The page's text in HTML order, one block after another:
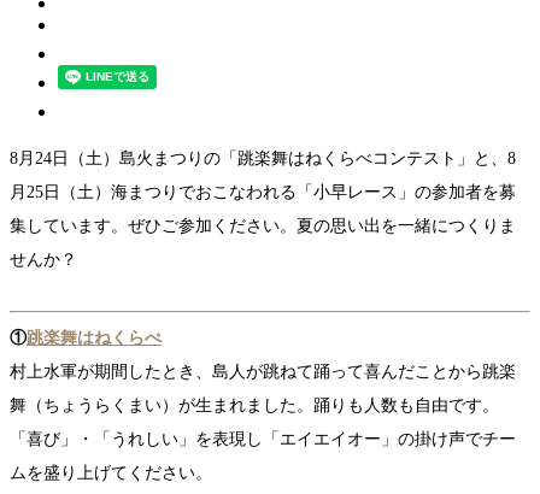
8月24日（土）島火まつりの「跳楽舞はねくらべコンテスト」 と、 8
月25日（土） 海まつりでおこなわれる「小早レース」の参加者を募
集しています。ぜひご参加ください。夏の思い出を一緒につくりま
せんか？
①跳楽舞はねくらべ
村上水軍が期間したとき、島人が跳ねて踊って喜んだことから跳楽
舞（ちょうらくまい）が生まれました。踊りも人数も自由です。
「喜び」・「うれしい」を表現し「エイエイオー」の掛け声でチー
ムを盛り上げてください。